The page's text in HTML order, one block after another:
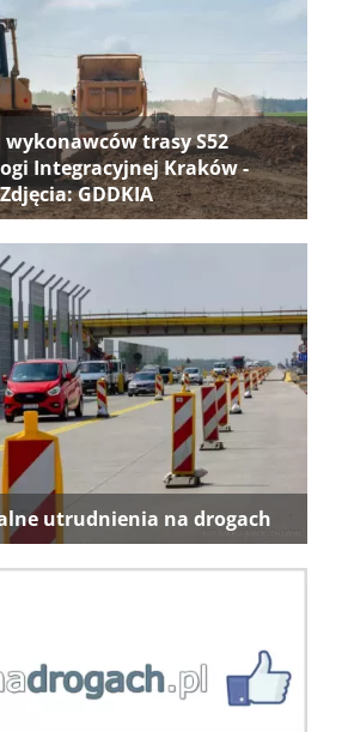
wykonawców trasy S52
Integracyjnej Kraków -
GDDKIA
utrudnienia na drogach